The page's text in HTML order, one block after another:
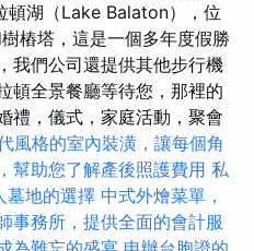
頓湖（Lake Balaton），位
樁塔，這是一個多年度假勝
我們公司還提供其他步行機
頓全景餐廳等待您，那裡的
禮，儀式，家庭活動，聚會
風格的室內裝潢，讓每個角
幫助您了解產後照護費用 私
墓地的選擇 中式外燴菜單，
事務所，提供全面的會計服